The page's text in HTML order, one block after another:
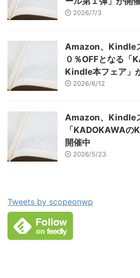
2026/7/3
Amazon、Kindle
０％OFFとなる「
Kindle本フェア」
2026/6/12
Amazon、Kindle
「KADOKAWA
開催中
2026/5/23
Tweets by scopeonwp